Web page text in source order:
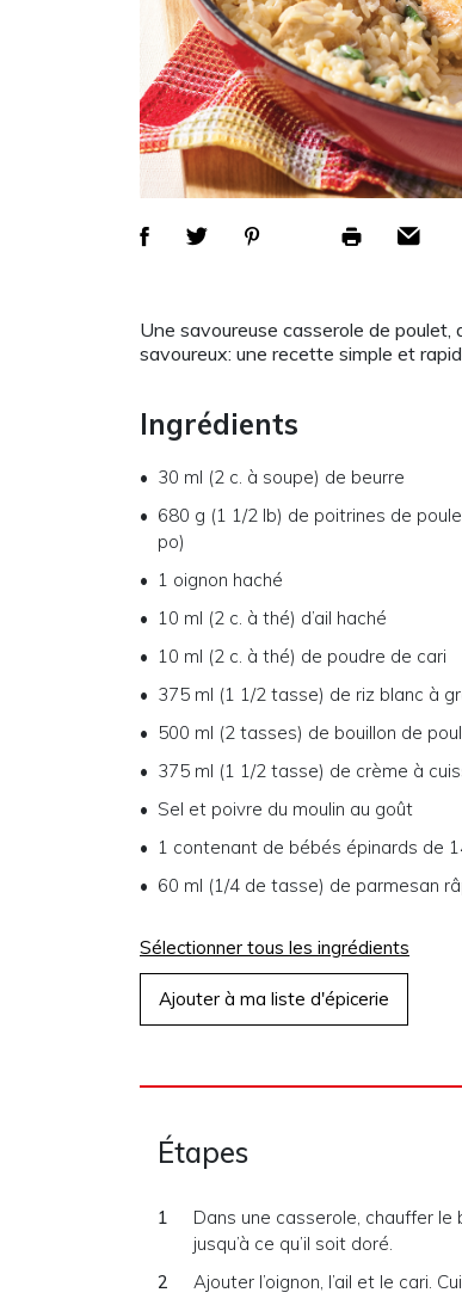
Une savoureuse casserole de poulet,
savoureux: une recette simple et
Ingrédients
30 ml (2 c. à soupe) de beurre
680 g (1 1/2 lb) de poitrines de
po)
1 oignon haché
10 ml (2 c. à thé) d’ail haché
10 ml (2 c. à thé) de poudre de cari
375 ml (1 1/2 tasse) de riz blanc à
500 ml (2 tasses) de bouillon de
375 ml (1 1/2 tasse) de crème à
Sel et poivre du moulin au goût
1 contenant de bébés épinards de
60 ml (1/4 de tasse) de parmesan
Sélectionner tous les ingrédients
Ajouter à ma liste d'épicerie
Étapes
Dans une casserole, chauffer
jusqu’à ce qu’il soit doré.
Ajouter l’oignon, l’ail et le cari.